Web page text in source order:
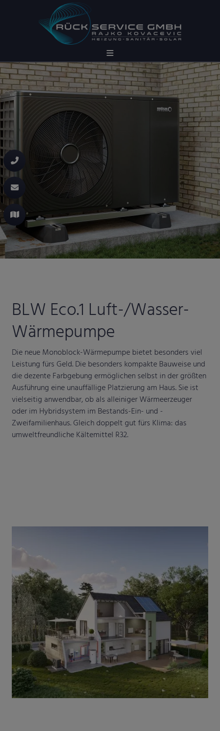
BLW Eco.1 Luft-/Wasser-
Wärmepumpe
Die neue Monoblock-Wärmepumpe bietet besonders viel
Leistung fürs Geld. Die besonders kompakte Bauweise und
die dezente Farbgebung ermöglichen selbst in der größten
Ausführung eine unauffällige Platzierung am Haus. Sie ist
vielseitig anwendbar, ob als alleiniger Wärmeerzeuger
oder im Hybridsystem im Bestands-Ein- und -
Zweifamilienhaus. Gleich doppelt gut fürs Klima: das
umweltfreundliche Kältemittel R32.
schließen
schließen